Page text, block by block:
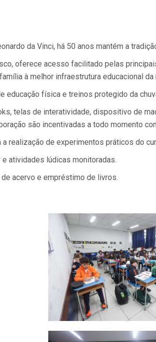
da Vinci, há 50 anos mantém a
oferece acesso facilitado pelas
à melhor infraestrutura educacional
educação física e treinos protegido da
telas de interatividade, dispositivo de
são incentivadas a todo momento
a realização de experimentos práticos do
atividades lúdicas monitoradas.
acervo e empréstimo de livros.